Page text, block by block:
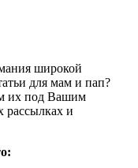
широкой
для мам и пап?
их под Вашим
рассылках и